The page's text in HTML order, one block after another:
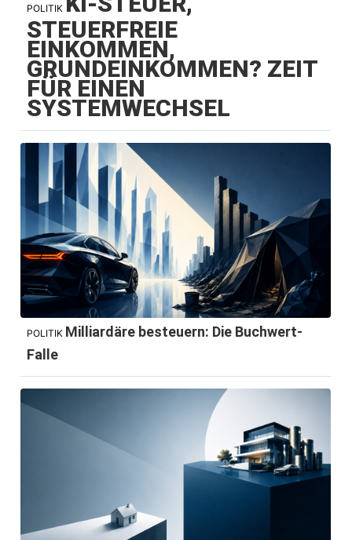
POLITIK
STEUERFREIE
EINKOMMEN,
GRUNDEINKOMMEN? ZEIT
FÜR EINEN
SYSTEMWECHSEL
POLITIK Milliardäre besteuern: Die Buchwert-
Falle